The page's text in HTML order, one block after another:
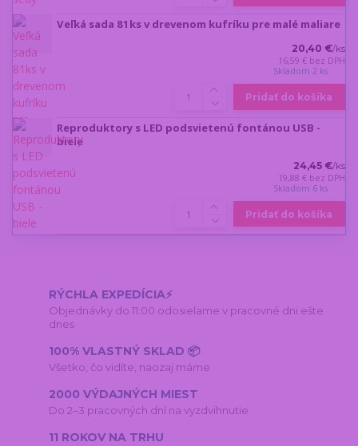
Veľká sada 81ks v drevenom kufríku pre malé maliare
20,40 €/ks
16,59 € bez DPH
Skladom 2 ks
Pridať do košíka
Reproduktory s LED podsvietenú fontánou USB -
biele
24,45 €/ks
19,88 € bez DPH
Skladom 6 ks
Pridať do košíka
RÝCHLA EXPEDÍCIA⚡
Objednávky do 11:00 odosielame v pracovné dni ešte
dnes
100% VLASTNÝ SKLAD 📦
Všetko, čo vidíte, naozaj máme
2000 VÝDAJNÝCH MIEST
Do 2–3 pracovných dní na vyzdvihnutie
11 ROKOV NA TRHU